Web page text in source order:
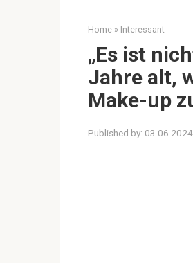
Home » Interessant
„Es ist
Jahre alt,
Make-up
Published by: 03.06.2024